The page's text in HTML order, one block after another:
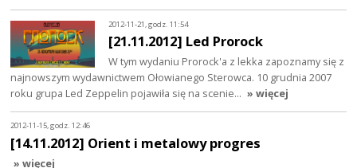
2012-11-21, godz. 11:54
[21.11.2012] Led Prorock
W tym wydaniu Prorock'a z lekka zapoznamy się z
najnowszym wydawnictwem Ołowianego Sterowca. 10 grudnia 2007
roku grupa Led Zeppelin pojawiła się na scenie… » więcej
2012-11-15, godz. 12:46
[14.11.2012] Orient i metalowy progres
» więcej